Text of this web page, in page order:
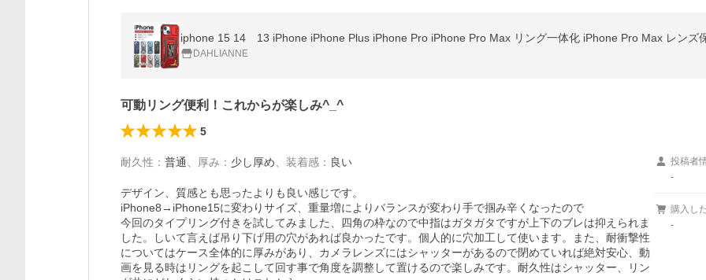
iphone 15 14 13 iPhone iPhone Plus iPhone Pro iPhone Pro Max リング一体化 iPhone Pro Max レンズ
DAHLIANNE
可動リング便利！これからが楽しみ^_^
5
耐久性 ： 普通 厚み ： 少し厚め 装着感 ： 良い
デザイン、質感とも思ったよりも良い感じです。
iPhone8→iPhone15に変わりサイズ、重量増によりバランスが変わり手で掴み辛くなったので
今回のタイプリング付きを試してみました、四角の枠なので中指はガタガタですが上下のブレは抑えられま
した。しいて言えば吊り下げ用の穴があれば良かったです。個人的に穴加工して使います。また、耐衝撃性
についてはケース全体的に厚みがあり、カメラレンズにはシャッターがあるので閉めていれば絶対安心、動
画を見る時はリングを起こして回す事で角度を調整して置けるので楽しみです。耐久性はシャッター、リン
投稿者
-
購入し
-